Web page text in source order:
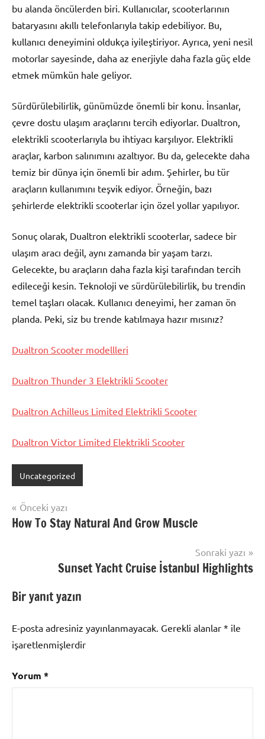
bu alanda öncülerden biri. Kullanıcılar, scooterlarının
bataryasını akıllı telefonlarıyla takip edebiliyor. Bu,
kullanıcı deneyimini oldukça iyileştiriyor. Ayrıca, yeni nesil
motorlar sayesinde, daha az enerjiyle daha fazla güç elde
etmek mümkün hale geliyor.
Sürdürülebilirlik, günümüzde önemli bir konu. İnsanlar,
çevre dostu ulaşım araçlarını tercih ediyorlar. Dualtron,
elektrikli scooterlarıyla bu ihtiyacı karşılıyor. Elektrikli
araçlar, karbon salınımını azaltıyor. Bu da, gelecekte daha
temiz bir dünya için önemli bir adım. Şehirler, bu tür
araçların kullanımını teşvik ediyor. Örneğin, bazı
şehirlerde elektrikli scooterlar için özel yollar yapılıyor.
Sonuç olarak, Dualtron elektrikli scooterlar, sadece bir
ulaşım aracı değil, aynı zamanda bir yaşam tarzı.
Gelecekte, bu araçların daha fazla kişi tarafından tercih
edileceği kesin. Teknoloji ve sürdürülebilirlik, bu trendin
temel taşları olacak. Kullanıcı deneyimi, her zaman ön
planda. Peki, siz bu trende katılmaya hazır mısınız?
Dualtron Scooter modellleri
Dualtron Thunder 3 Elektrikli Scooter
Dualtron Achilleus Limited Elektrikli Scooter
Dualtron Victor Limited Elektrikli Scooter
Uncategorized
Yazı
gezinmesi
Önceki yazı
How To Stay Natural And Grow Muscle
Sonraki yazı
Sunset Yacht Cruise İstanbul Highlights
Bir yanıt yazın
E-posta adresiniz yayınlanmayacak. Gerekli alanlar * ile
işaretlenmişlerdir
Yorum *